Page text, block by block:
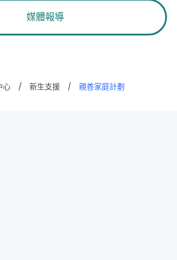
媒體報導
心 / 新生支援 / 親善家庭計劃